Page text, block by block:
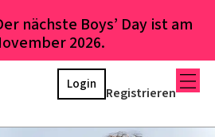
nächste Boys’ Day ist am
2026.
Registrieren
Login